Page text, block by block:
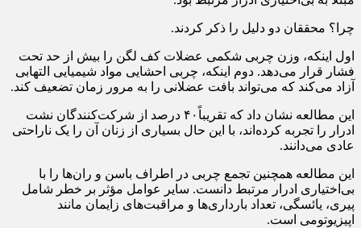
چرا؟ محققان دو دلیل را ذکر کردند.
اول اینکه، وزن چربی شکمی عضلات کف لگن را بیش از حد تحت
فشار قرار می‌دهد. دوم اینکه، چربی احشایی مواد شیمیایی التهابی
آزاد می‌کند که می‌تواند بافت عضلانی را به مرور زمان تضعیف کند.
این مطالعه نشان داد که تقریباً۴۰ درصد از شرکت‌کنندگان نشت
ادرار را تجربه کرده‌اند، با این حال بسیاری از زنان آن را یک ناراحتی
عادی می‌دانند.
این مطالعه همچنین تجمع چربی در اطراف باسن و ران‌ها را با
بی‌اختیاری ادرار مرتبط دانست. سایر عوامل مؤثر بر خطر شامل
پیری، یائسگی، تعداد بارداری‌ها و مراقبت‌های زایمان مانند
اپیزیوتومی است.